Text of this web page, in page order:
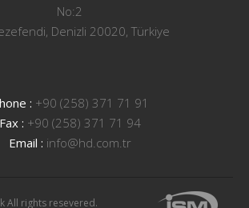
No:2
Denizli 20020, Türkiye
: +90 (258) 371 71 91
Fax : +90 (258) 371 71 94
Email : info@hd.com.tr
All rights resevered.